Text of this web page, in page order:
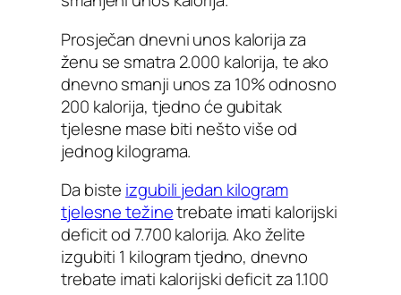
Prosječan dnevni unos kalorija za
ženu se smatra 2.000 kalorija, te ako
dnevno smanji unos za 10% odnosno
200 kalorija, tjedno će gubitak
tjelesne mase biti nešto više od
jednog kilograma.
Da biste izgubili jedan kilogram
tjelesne težinetrebate imati kalorijski
deficit od 7.700 kalorija. Ako želite
izgubiti 1 kilogram tjedno, dnevno
trebate imati kalorijski deficit za 1.100